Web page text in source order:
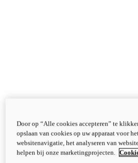
Door op “Alle cookies accepteren” te
opslaan van cookies op uw apparaat voor
websitenavigatie, het analyseren van
helpen bij onze marketingprojecten.